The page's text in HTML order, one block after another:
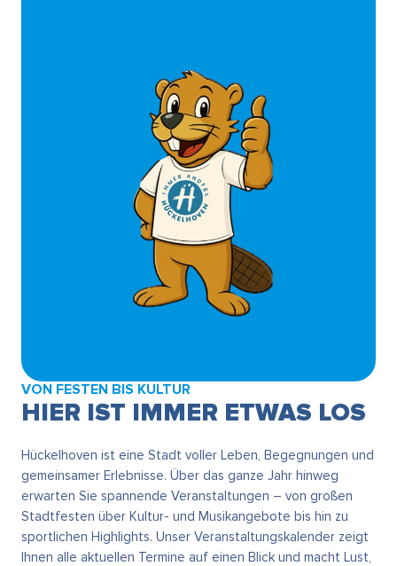
VON FESTEN BIS KULTUR
HIER IST IMMER ETWAS LOS
Hückelhoven ist eine Stadt voller Leben, Begegnungen und
gemeinsamer Erlebnisse. Über das ganze Jahr hinweg
erwarten Sie spannende Veranstaltungen – von großen
Stadtfesten über Kultur- und Musikangebote bis hin zu
sportlichen Highlights. Unser Veranstaltungskalender zeigt
Ihnen alle aktuellen Termine auf einen Blick und macht Lust,